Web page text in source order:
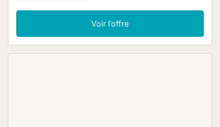
ventilateur, une machine à laver ainsi qu'une télévision. La
propriété dispose également d'un balcon privé d'où vous
pourrez admirer de magnifiques vues sur la mer. Quelques
minutes à pied ou en voiture de la plage : 45m de la plage
Voir l’offre